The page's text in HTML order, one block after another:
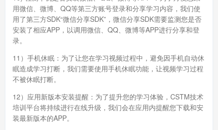
用微信、微博、QQ等第三方账号登录和分享学习内容，我们使
用了第三方SDK“微信分享SDK”，微信分享SDK需要监测您是否
安装了相应APP，以调用微信、QQ、微博等APP进行分享和登
录。
11）手机休眠：为了让您在学习视频过程中，避免因手机自动休
眠造成学习打断，我们需要使用手机休眠功能，让视频学习过程
不被休眠打断。
12）应用新版本安装提醒：为了提升您的学习体验，CSTM技术
培训平台将持续进行在线升级，我们会在应用内提醒您下载和安
装最新版本的APP。